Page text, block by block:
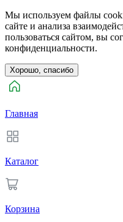
Мы используем файлы
сайте и анализа
пользоваться сайтом, вы
конфиденциальности.
Хорошо, спасибо
Главная
Каталог
Корзина